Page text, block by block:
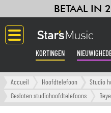
BETAAL IN
KORTINGEN
Langue
Accueil Hoofdtelefoon
Studio
Gesloten studiohoofdtelefoons